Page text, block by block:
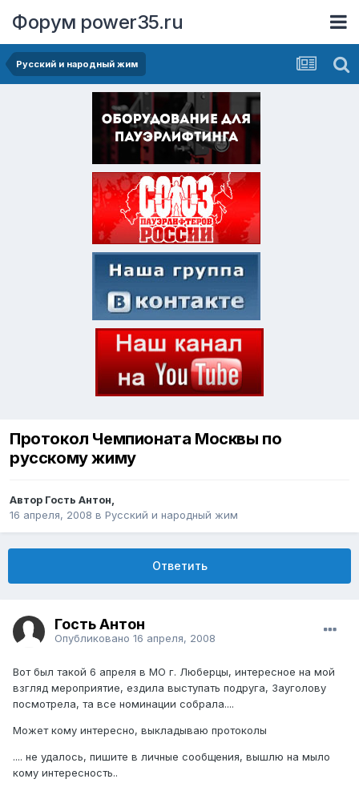
Форум power35.ru
Русский и народный жим
Протокол Чемпионата Москвы по
русскому жиму
Автор Гость Антон,
16 апреля, 2008 в Русский и народный жим
Ответить
Гость Антон
Опубликовано 16 апреля, 2008
Вот был такой 6 апреля в МО г. Люберцы, интересное на мой
взгляд мероприятие, ездила выступать подруга, Зауголову
посмотрела, та все номинации собрала....
Может кому интересно, выкладываю протоколы
.... не удалось, пишите в личные сообщения, вышлю на мыло
кому интересность..